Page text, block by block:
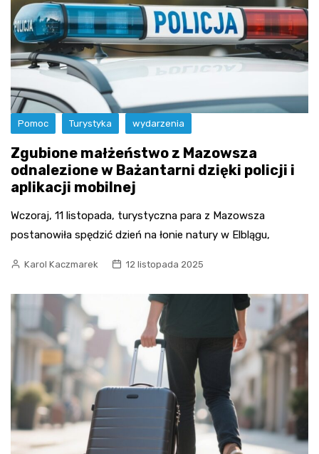
Pomoc Turystyka wydarzenia
Zgubione małżeństwo z Mazowsza
odnalezione w Bażantarni dzięki policji i
aplikacji mobilnej
Wczoraj, 11 listopada, turystyczna para z Mazowsza
postanowiła spędzić dzień na łonie natury w Elblągu,
Karol Kaczmarek 12 listopada 2025